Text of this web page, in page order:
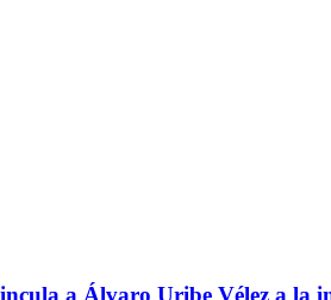
a Álvaro Uribe Vélez a la